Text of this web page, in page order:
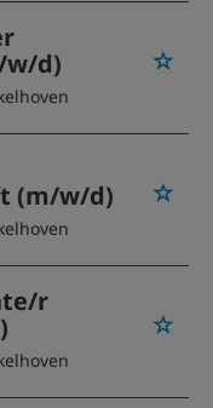
w/d)
(m/w/d)
r